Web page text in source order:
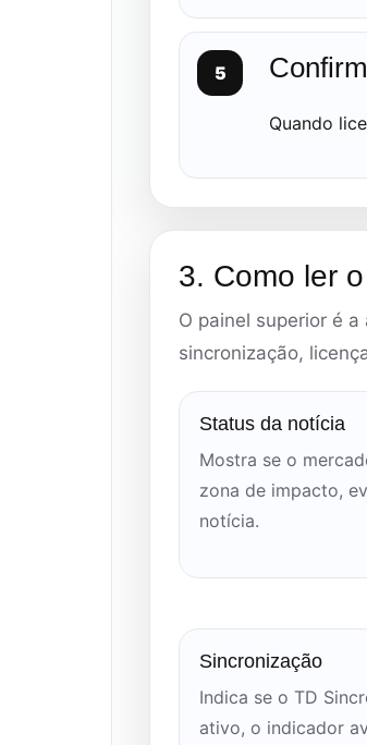
Quando
3. Como ler
O painel superior é
sincronização,
Status da notícia
Mostra se o
zona de impacto,
notícia.
Sincronização
Indica se o TD
ativo, o indicador